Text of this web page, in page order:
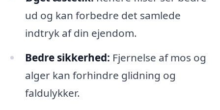
ud og kan forbedre det samlede
indtryk af din ejendom.
Bedre sikkerhed: Fjernelse af mos og
alger kan forhindre glidning og
faldulykker.